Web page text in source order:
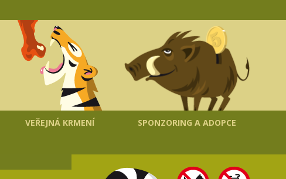
VEŘEJNÁ KRMENÍ SPONZORING A ADOPCE